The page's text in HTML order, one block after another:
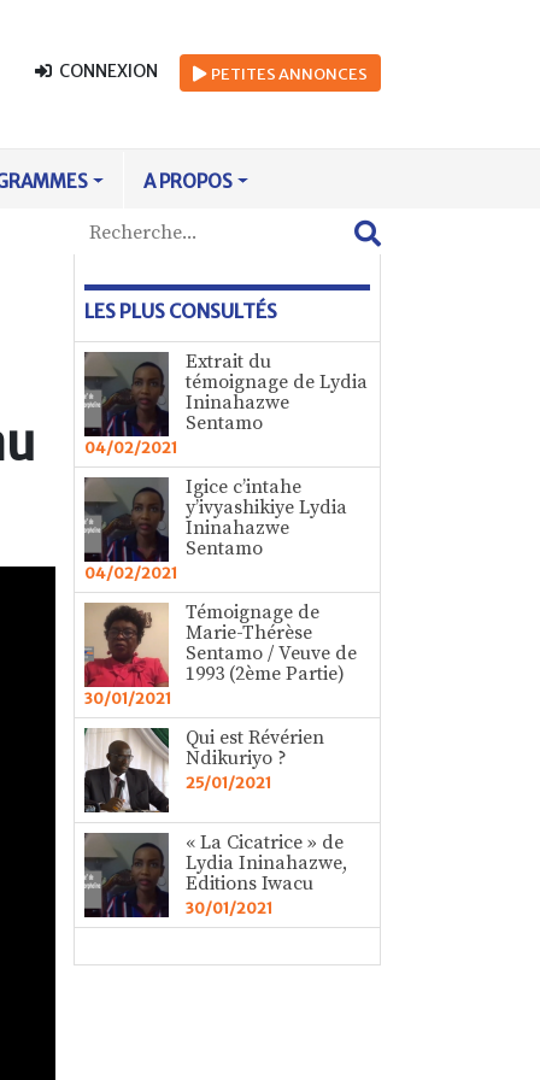
CONNEXION PETITESANNONCES
A PROPOS
LES PLUS CONSULTÉS
Extrait du
témoignage de Lydia
Ininahazwe
Sentamo
04/02/2021
Igice c’intahe
y’ivyashikiye Lydia
Ininahazwe
Sentamo
04/02/2021
Témoignage de
Marie-Thérèse
Sentamo / Veuve de
1993 (2ème Partie)
30/01/2021
Qui est Révérien
Ndikuriyo ?
25/01/2021
« La Cicatrice » de
Lydia Ininahazwe,
Editions Iwacu
30/01/2021